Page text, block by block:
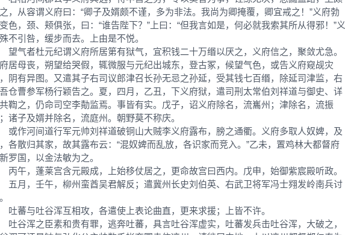
，从容谓义府曰：“卿子及婿颇不谨，多为非法。我尚为卿掩覆，卿宜戒之！”义府勃
色，颈、颊俱张，曰：“谁告陛下？”上曰：“但我言如是，何必就我索其所从得邪！”义
不引咎，缓步而去。上由是不悦。
气者杜元纪谓义府所居第有狱气，宜积钱二十万缗以厌之，义府信之，聚敛尤急。
居母丧，朔望给哭假，辄微服与元纪出城东，登古冢，候望气色，或告义府窥觇灾
阴有异图。又遣其子右司议郎津召长孙无忌之孙延，受其钱七百缗，除延司津监，右
仓曹参军杨行颖告之。夏，四月，乙丑，下义府狱，遣司刑太常伯刘祥道与御史、详
鞫之，仍命司空李勣监焉。事皆有实。戊子，诏义府除名，流巂州；津除名，流振
诸子及婿并除名，流庭州。朝野莫不称庆。
作河间道行军元帅刘祥道破铜山大贼李义府露布，膀之通衢。义府多取人奴婢，及
各散归其家，故其露布云：“混奴婢而乱放，各识家而竞入。”乙未，置鸡林大都督府
罗国，以金法敏为之。
午，蓬莱宫含元殿成，上始移仗居之，更命故宫曰西内。戊申，始御紫宸殿听政。
月，壬午，柳州蛮酋吴君解反；遣冀州长史刘伯英、右武卫将军冯士翙发岭南兵讨
蕃与吐谷浑互相攻，各遣使上表论曲直，更来求援；上皆不许。
谷浑之臣素和贵有罪，逃奔吐蕃，具言吐谷浑虚实，吐蕃发兵击吐谷浑，大破之，